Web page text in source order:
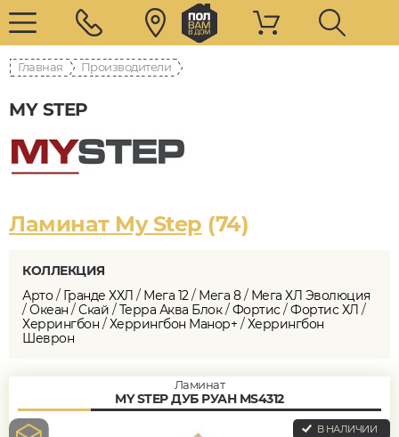
Главная Производители
MY STEP
Ламинат My Step (74)
КОЛЛЕКЦИЯ
Арто/ Гранде ХХЛ / Мега 12/ Мега 8/ Мега ХЛ Эволюция
/Океан /Скай /Терра Аква Блок/Фортис/Фортис ХЛ /
Херрингбон /Херрингбон Манор+ /Херрингбон
Шеврон
Ламинат
MY STEP ДУБ РУАН MS4312
В НАЛИЧИИ